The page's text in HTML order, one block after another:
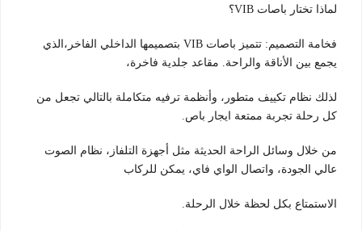
لماذا تختار باصات VIB؟
فخامة التصميم: تتميز باصات VIB بتصميمها الداخلي الفاخر،الذي
يجمع بين الأناقة والراحة. مقاعد جلدية فاخرة،
لذلك نظام تكييف متطور، وأنظمة ترفيه متكاملة بالتالي تجعل من
كل رحلة تجربة ممتعة ايجار باص.
من خلال وسائل الراحة الحديثة مثل أجهزة التلفاز، نظام الصوت
عالي الجودة، واتصال الواي فاي، يمكن للركاب
الاستمتاع بكل لحظة خلال الرحلة.